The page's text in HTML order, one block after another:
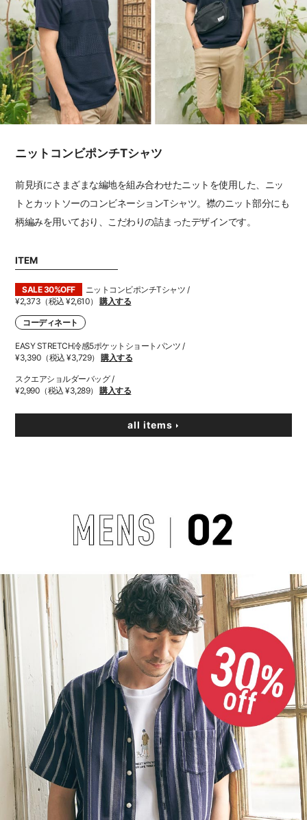
ニットコンビポンチTシャツ
前見頃にさまざまな編地を組み合わせたニットを使用した、ニッ
トとカットソーのコンビネーションTシャツ。襟のニット部分にも
柄編みを用いており、こだわりの詰まったデザインです。
ITEM
SALE 30%OFF
ニットコンビポンチTシャツ /
¥2,373（税込 ¥2,610）購入する
コーディネート
EASY STRETCH冷感5ポケットショートパンツ /
¥3,390（税込 ¥3,729）購入する
スクエアショルダーバッグ /
¥2,990（税込 ¥3,289）購入する
all items